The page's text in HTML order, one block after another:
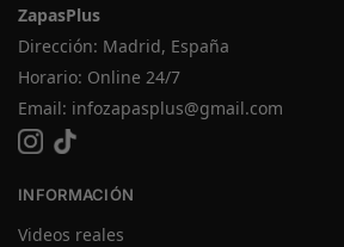
ZapasPlus
Dirección: Madrid, España
Horario: Online 24/7
Email: infozapasplus@gmail.com
INFORMACIÓN
Videos reales